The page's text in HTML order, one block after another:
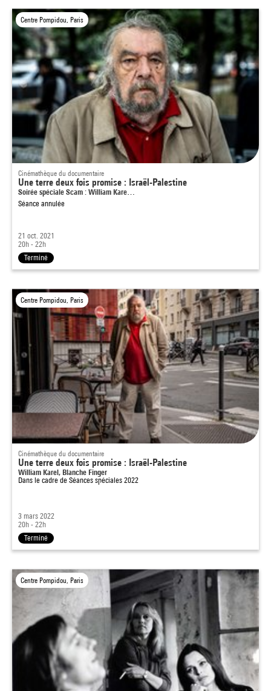
Centre Pompidou, Paris
Cinémathèque du documentaire
Une terre deux fois promise : Israël-Palestine
Soirée spéciale Scam : William Kare…
Séance annulée
21 oct. 2021
20h - 22h
Terminé
Centre Pompidou, Paris
Cinémathèque du documentaire
Une terre deux fois promise : Israël-Palestine
William Karel, Blanche Finger
Dans le cadre de Séances spéciales 2022
3 mars 2022
20h - 22h
Terminé
Centre Pompidou, Paris